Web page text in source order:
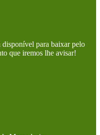
disponível para baixar pelo
que iremos lhe avisar!